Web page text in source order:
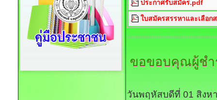
ประกาศรับสมัคร.pdf
ใบสมัครสรรหาและเลือก
ขอขอบคุณผู้ชำ
วันพฤหัสบดีที่ 01 สิงห